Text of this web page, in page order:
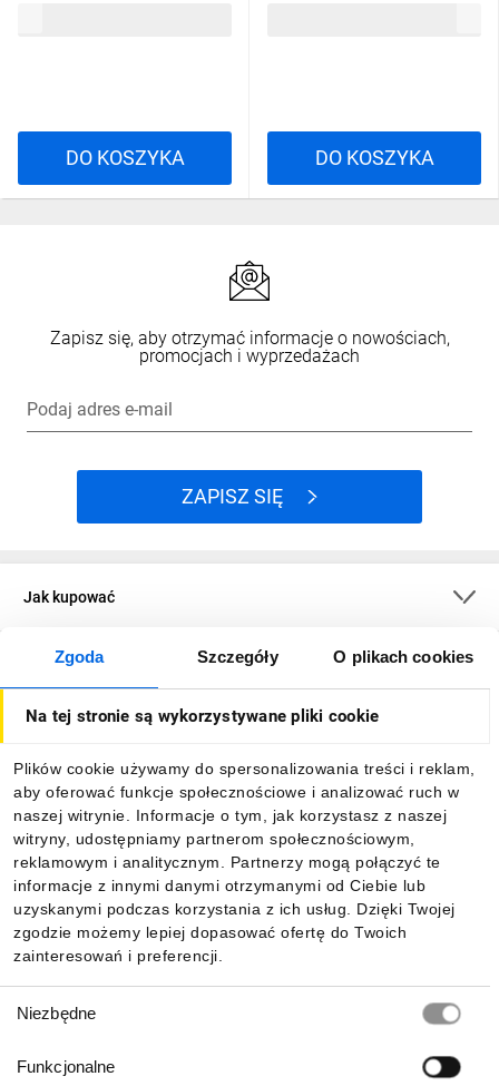
Zgoda Szczegóły O plikach cookies
Na tej stronie są wykorzystywane pliki cookie
Plików cookie używamy do spersonalizowania treści i reklam,
aby oferować funkcje społecznościowe i analizować ruch w
naszej witrynie. Informacje o tym, jak korzystasz z naszej
witryny, udostępniamy partnerom społecznościowym,
reklamowym i analitycznym. Partnerzy mogą połączyć te
informacje z innymi danymi otrzymanymi od Ciebie lub
uzyskanymi podczas korzystania z ich usług. Dzięki Twojej
zgodzie możemy lepiej dopasować ofertę do Twoich
zainteresowań i preferencji.
zgody
Niezbędne
Funkcjonalne
DO KOSZYKA DO KOSZYKA
Zapisz się, aby otrzymać informacje o nowościach,
promocjach i wyprzedażach
Podaj adres e-mail
ZAPISZ SIĘ
Jak kupować
O firmie
Informacje
Pobierz naszą aplikację mobilną: